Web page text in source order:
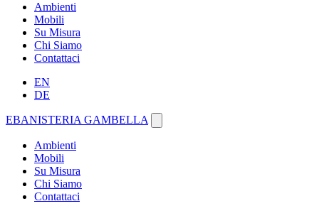
Ambienti
Mobili
Su Misura
Chi Siamo
Contattaci
EN
DE
EBANISTERIA GAMBELLA
Ambienti
Mobili
Su Misura
Chi Siamo
Contattaci